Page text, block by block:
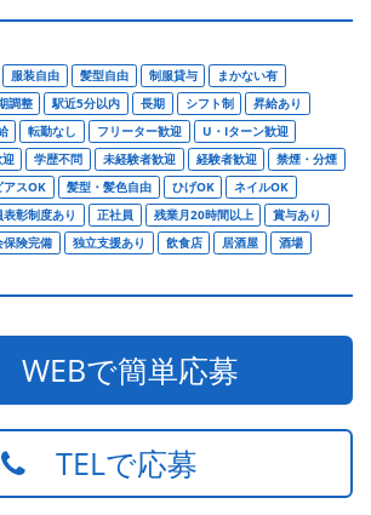
服装自由 髪型自由 制服貸与
まかない有
調整 駅近5分以内 長期 シフト制
昇給あり
転勤なし フリーター歓迎
U・Iターン歓迎
学歴不問 未経験者歓迎 経験者歓迎
禁煙・分煙
アスOK 髪型・髪色自由 ひげOK
ネイルOK
表彰制度あり 正社員 残業月20時間以上
賞与あり
保険完備 独立支援あり 飲食店 居酒屋 酒場
で簡単応募
TELで応募